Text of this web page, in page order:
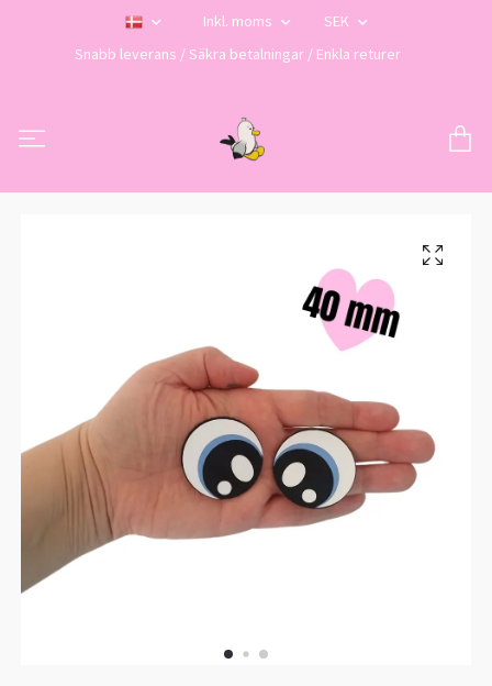
Inkl. moms
SEK
Snabb leverans / Säkra betalningar / Enkla returer